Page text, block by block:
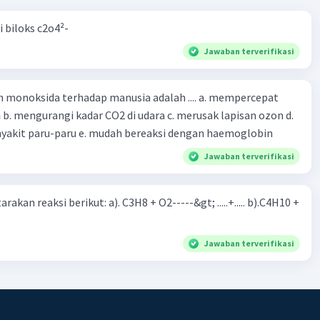
atom B (nomor atom 9, Fluorin) adalah Lithium
adalah: Senyawa yang terbentuk dari atom A
atom 3 (Lithium) dan atom B 9 (Fluorin) adalah
(LiF).
biloks c2o4²-
Jawaban terverifikasi
terhadap manusia adalah .... a. mempercepat
menyebabkan penyakit paru-paru e. mudah bereaksi dengan haemoglobin
Jawaban terverifikasi
reaksi berikut: a). C3H8 + O2-----&gt; .....+..... b).C4H10 +
Jawaban terverifikasi